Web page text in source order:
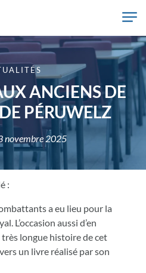
ANCIENS DE
PÉRUWELZ
novembre 2025
:
a eu lieu pour la
L’occasion aussi d’en
longue histoire de cet
un livre réalisé par son